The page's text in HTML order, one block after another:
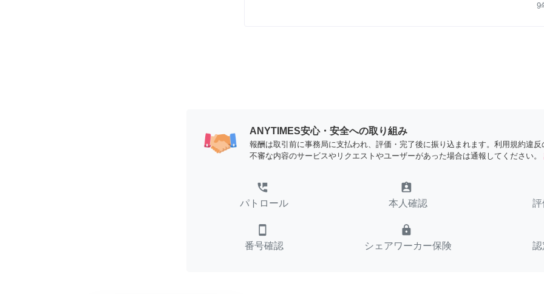
9
ANYTIMES安心・安全への取り組み
報酬は取引前に事務局に支払われ、評価・完了後に振り込まれます。利用規約違反
不審な内容のサービスやリクエストやユーザーがあった場合は通報してください。
perm_phone_msg
パトロール
assignment_ind
本人確認
smartphone
番号確認
lock
シェアワーカー保険